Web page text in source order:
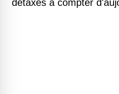
détaxés à compter